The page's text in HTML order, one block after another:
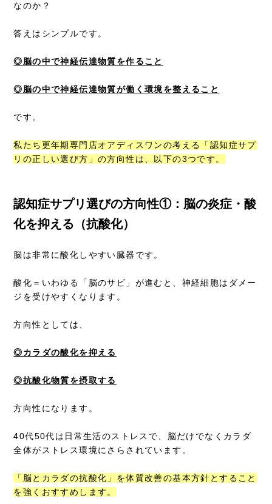
なのか？
答えはシンプルです。
◎脳の中で神経伝達物質を作ること
◎脳の中で神経伝達物質が働く環境を整えること
です。
私たち更年期専門店オアディスワンの考える「認知症サプ
リの正しい選び方」の方向性は、以下の3つです。
認知症サプリ選びの方向性①：脳の炎症・酸
化を抑える（抗酸化）
脳は非常に酸化しやすい臓器です。
酸化＝いわゆる「脳のサビ」が進むと、神経細胞はダメー
ジを受けやすくなります。
方向性としては、
◎カラダの酸化を抑える
◎抗酸化物質を摂取する
方向性になります。
40代50代は日常生活のストレスで、脳だけでなくカラダ
全体がストレス環境にさらされています。
「脳とカラダの抗酸化」を体質改善の基本方針とすること
を強くおすすめします。